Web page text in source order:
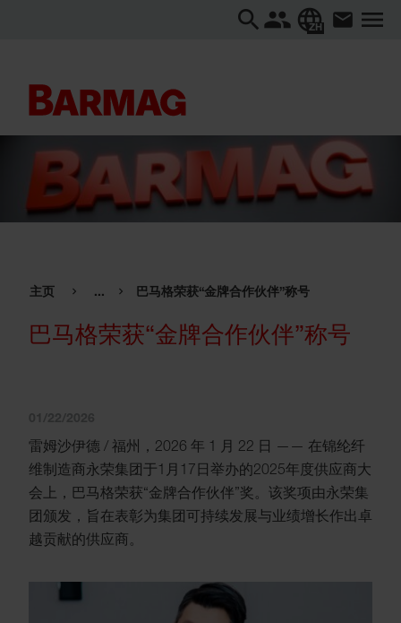
ZH
主页 ... 巴马格荣获“金牌合作伙伴”称号
巴马格荣获“金牌合作伙伴”称号
雷姆沙伊德 / 福州，2026 年 1 月 22 日 —— 在锦纶纤
维制造商永荣集团于1月17日举办的2025年度供应商大
会上，巴马格荣获“金牌合作伙伴”奖。该奖项由永荣集
团颁发，旨在表彰为集团可持续发展与业绩增长作出卓
越贡献的供应商。